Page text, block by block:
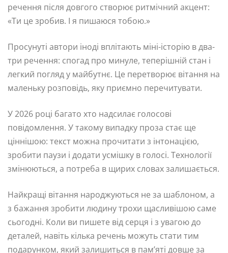
речення після довгого створює ритмічний акцент:
«Ти це зробив. І я пишаюся тобою.»
Просунуті автори іноді вплітають міні-історію в два-
три речення: спогад про минуле, теперішній стан і
легкий погляд у майбутнє. Це перетворює вітання на
маленьку розповідь, яку приємно перечитувати.
У 2026 році багато хто надсилає голосові
повідомлення. У такому випадку проза стає ще
ціннішою: текст можна прочитати з інтонацією,
зробити паузи і додати усмішку в голосі. Технології
змінюються, а потреба в щирих словах залишається.
Найкращі вітання народжуються не за шаблоном, а
з бажання зробити людину трохи щасливішою саме
сьогодні. Коли ви пишете від серця і з увагою до
деталей, навіть кілька речень можуть стати тим
подарунком, який залишиться в пам’яті довше за